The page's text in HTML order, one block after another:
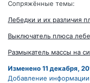
Сопряжённые темы:
Лебедки и их различия
Выключатель плюса
Размыкатель массы на
Изменено11 декабря,
Добавление информации